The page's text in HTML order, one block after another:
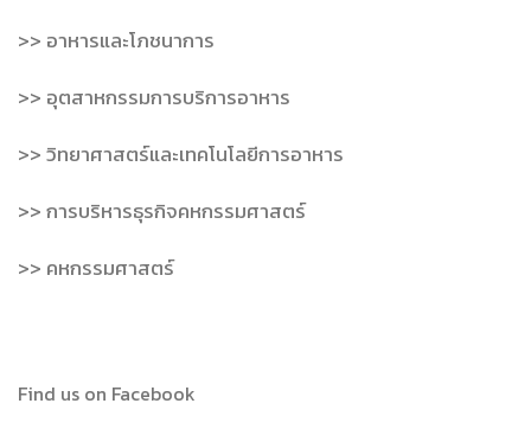
>> อาหารและโภชนาการ
>> อุตสาหกรรมการบริการอาหาร
>> วิทยาศาสตร์และเทคโนโลยีการอาหาร
>> การบริหารธุรกิจคหกรรมศาสตร์
>> คหกรรมศาสตร์
Find us on Facebook